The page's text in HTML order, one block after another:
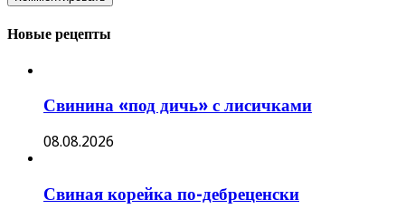
Новые рецепты
Свинина «под дичь» с лисичками
08.08.2026
Свиная корейка по-дебреценски